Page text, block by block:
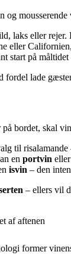
laks eller
eller
start på
fordel lade
bordet, skal
til
en portvin eller
isvin – den
– ellers vil
af aftenen
former